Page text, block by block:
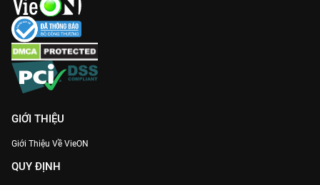
GIỚI THIỆU
Giới Thiệu Về VieON
QUY ĐỊNH